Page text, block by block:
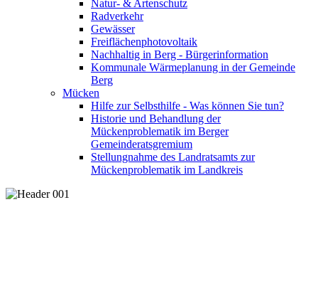
Natur- & Artenschutz
Radverkehr
Gewässer
Freiflächenphotovoltaik
Nachhaltig in Berg - Bürgerinformation
Kommunale Wärmeplanung in der Gemeinde
Berg
Mücken
Hilfe zur Selbsthilfe - Was können Sie tun?
Historie und Behandlung der
Mückenproblematik im Berger
Gemeinderatsgremium
Stellungnahme des Landratsamts zur
Mückenproblematik im Landkreis